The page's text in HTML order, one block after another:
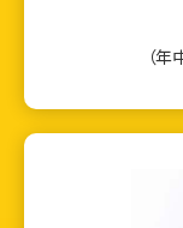
（